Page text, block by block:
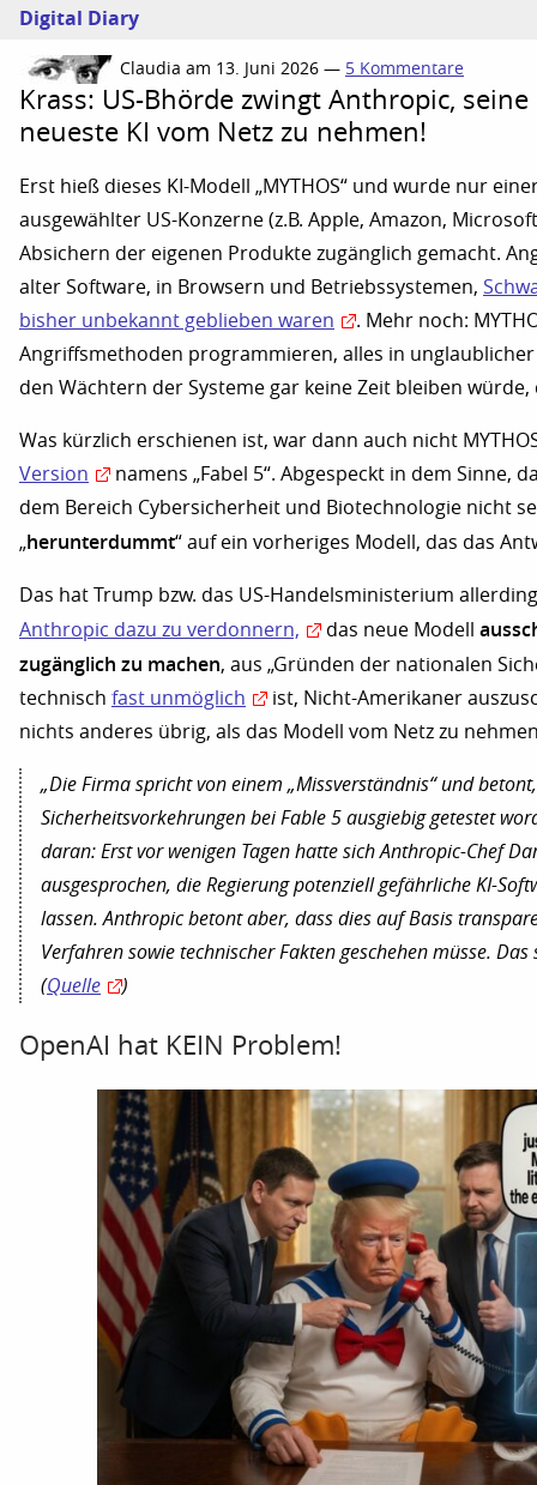
Digital Diary
Claudia am 13. Juni 2026 — 5 Kommentare
Krass: US-Bhörde zwingt Anthropic, seine
neueste KI vom Netz zu nehmen!
Erst hieß dieses KI-Modell „MYTHOS“ und wurde nur
ausgewählter US-Konzerne (z.B. Apple, Amazon,
Absichern der eigenen Produkte zugänglich gemacht.
alter Software, in Browsern und Betriebssystemen,
bisher unbekannt geblieben waren
. Mehr noch:
Angriffsmethoden programmieren, alles in
den Wächtern der Systeme gar keine Zeit bleiben
Was kürzlich erschienen ist, war dann auch nicht
Version
namens „Fabel 5“. Abgespeckt in dem Sinne,
dem Bereich Cybersicherheit und Biotechnologie nicht
„herunterdummt“ auf ein vorheriges Modell, das das
Das hat Trump bzw. das US-Handelsministerium
Anthropic dazu zu verdonnern,
das neue Modell
zugänglich zu machen, aus „Gründen der nationalen
technisch fast unmöglich
ist, Nicht-Amerikaner
nichts anderes übrig, als das Modell vom Netz zu
„Die Firma spricht von einem „Missverständnis“ und
Sicherheitsvorkehrungen bei Fable 5 ausgiebig getestet
daran: Erst vor wenigen Tagen hatte sich Anthropic-Chef
ausgesprochen, die Regierung potenziell gefährliche KI-
lassen. Anthropic betont aber, dass dies auf Basis
Verfahren sowie technischer Fakten geschehen müsse. Das
(Quelle )
OpenAI hat KEIN Problem!